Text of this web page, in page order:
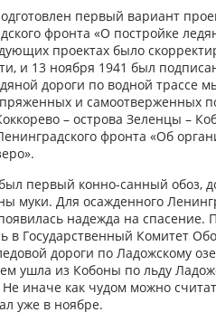
первый вариант
фронта «О постройке
проектах было
и 13 ноября 1941 был
дороги по водной трассе
и самоотверженных
– острова Зеленцы –
фронта «Об
первый конно-санный обоз,
муки. Для осажденного
надежда на спасение.
в Государственный Комитет
дороги по Ладожскому
ушла из Кобоны по льду
иначе как чудом можно
уже в ноябре.